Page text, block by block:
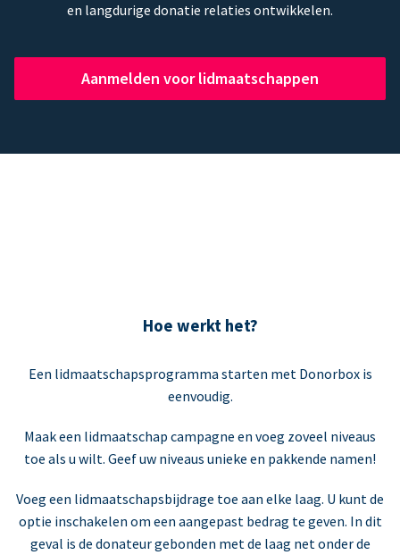
en langdurige donatie relaties ontwikkelen.
Aanmelden voor lidmaatschappen
Hoe werkt het?
Een lidmaatschapsprogramma starten met Donorbox is
eenvoudig.
Maak een lidmaatschap campagne en voeg zoveel niveaus
toe als u wilt. Geef uw niveaus unieke en pakkende namen!
Voeg een lidmaatschapsbijdrage toe aan elke laag. U kunt de
optie inschakelen om een aangepast bedrag te geven. In dit
geval is de donateur gebonden met de laag net onder de